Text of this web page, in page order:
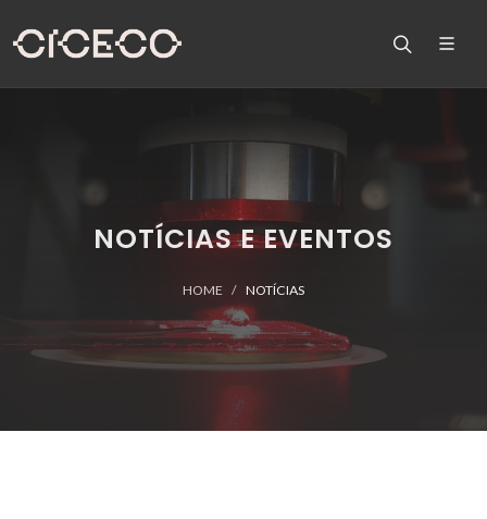
NOTÍCIAS E EVENTOS
HOME NOTÍCIAS